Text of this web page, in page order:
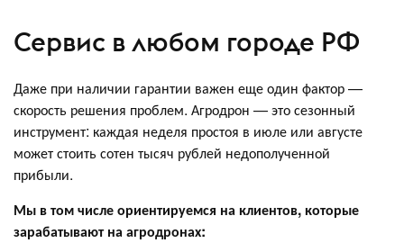
Сервис в любом городе РФ
Даже при наличии гарантии важен еще один фактор —
скорость решения проблем. Агродрон — это сезонный
инструмент: каждая неделя простоя в июле или августе
может стоить сотен тысяч рублей недополученной
прибыли.
Мы в том числе ориентируемся на клиентов, которые
зарабатывают на агродронах: